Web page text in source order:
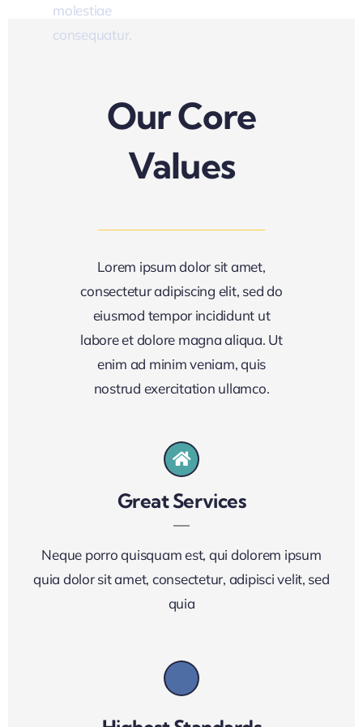
molestiae
consequatur.
Our Core
Values
Lorem ipsum dolor sit amet,
consectetur adipiscing elit, sed do
eiusmod tempor incididunt ut
labore et dolore magna aliqua. Ut
enim ad minim veniam, quis
nostrud exercitation ullamco.
Great Services
Neque porro quisquam est, qui dolorem ipsum
quia dolor sit amet, consectetur, adipisci velit, sed
quia